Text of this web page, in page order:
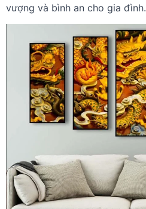
vượng và bình an cho gia đình.